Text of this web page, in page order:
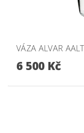
VÁZA ALVAR
6 500 Kč